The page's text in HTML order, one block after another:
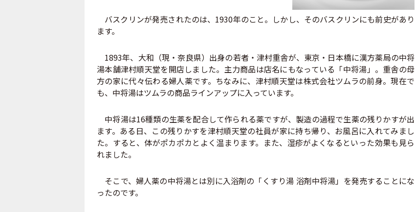
バスクリンが発売されたのは、1930年のこと。しかし、そのバスクリンにも前史があり
ます。
1893年、大和（現・奈良県）出身の若者・津村重舎が、東京・日本橋に漢方薬局の中将
湯本舗津村順天堂を開店しました。主力商品は店名にもなっている「中将湯」。重舎の母
方の家に代々伝わる婦人薬です。ちなみに、津村順天堂は株式会社ツムラの前身。現在で
も、中将湯はツムラの商品ラインアップに入っています。
中将湯は16種類の生薬を配合して作られる薬ですが、製造の過程で生薬の残りかすが出
ます。ある日、この残りかすを津村順天堂の社員が家に持ち帰り、お風呂に入れてみまし
た。すると、体がポカポカとよく温まります。また、湿疹がよくなるといった効果も見ら
れました。
そこで、婦人薬の中将湯とは別に入浴剤の「くすり湯 浴剤中将湯」を発売することにな
ったのです。